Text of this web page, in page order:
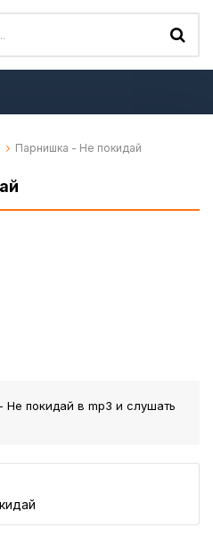
Парнишка - Не покидай
Не покидай в mp3 и слушать